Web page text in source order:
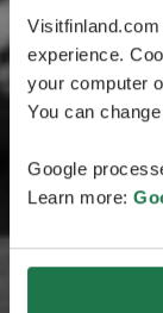
experience.
your computer
You can
Google
Learn more: